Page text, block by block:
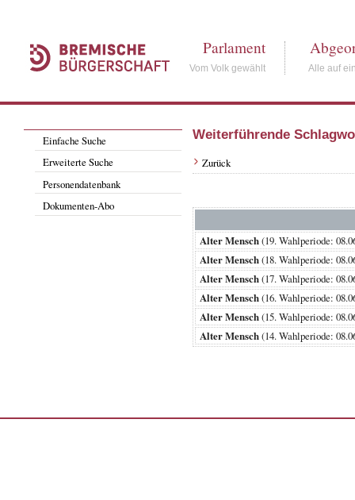
Parlament
Vom Volk gewählt Alle auf
Einfache Suche
Erweiterte Suche
Personendatenbank
Dokumenten-Abo
Weiterführende
Zurück
Alter Mensch(19. Wahlperiode:
Alter Mensch(18. Wahlperiode:
Alter Mensch(17. Wahlperiode:
Alter Mensch(16. Wahlperiode:
Alter Mensch(15. Wahlperiode:
Alter Mensch(14. Wahlperiode: